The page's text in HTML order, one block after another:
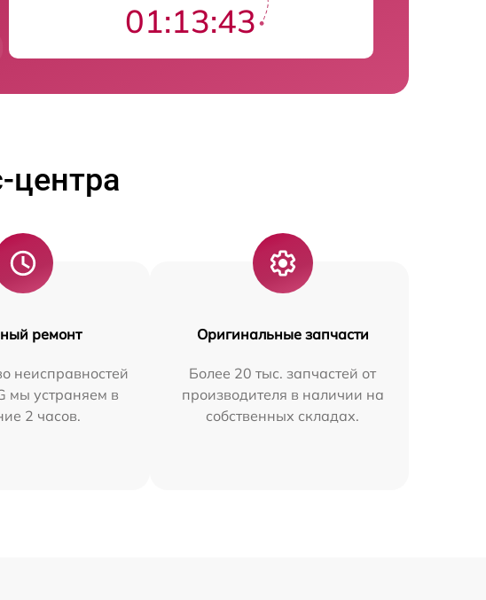
01:13:42
центра
ремонт
неисправностей
мы устраняем в
2 часов.
Оригинальные запчасти
Более 20 тыс. запчастей от
производителя в наличии на
собственных складах.